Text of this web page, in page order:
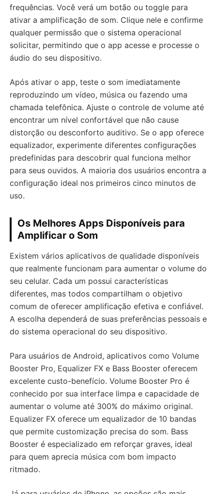
frequências. Você verá um botão ou toggle para
ativar a amplificação de som. Clique nele e confirme
qualquer permissão que o sistema operacional
solicitar, permitindo que o app acesse e processe o
áudio do seu dispositivo.
Após ativar o app, teste o som imediatamente
reproduzindo um vídeo, música ou fazendo uma
chamada telefônica. Ajuste o controle de volume até
encontrar um nível confortável que não cause
distorção ou desconforto auditivo. Se o app oferece
equalizador, experimente diferentes configurações
predefinidas para descobrir qual funciona melhor
para seus ouvidos. A maioria dos usuários encontra a
configuração ideal nos primeiros cinco minutos de
uso.
Os Melhores Apps Disponíveis para
Amplificar o Som
Existem vários aplicativos de qualidade disponíveis
que realmente funcionam para aumentar o volume do
seu celular. Cada um possui características
diferentes, mas todos compartilham o objetivo
comum de oferecer amplificação efetiva e confiável.
A escolha dependerá de suas preferências pessoais e
do sistema operacional do seu dispositivo.
Para usuários de Android, aplicativos como Volume
Booster Pro, Equalizer FX e Bass Booster oferecem
excelente custo-benefício. Volume Booster Pro é
conhecido por sua interface limpa e capacidade de
aumentar o volume até 300% do máximo original.
Equalizer FX oferece um equalizador de 10 bandas
que permite customização precisa do som. Bass
Booster é especializado em reforçar graves, ideal
para quem aprecia música com bom impacto
ritmado.